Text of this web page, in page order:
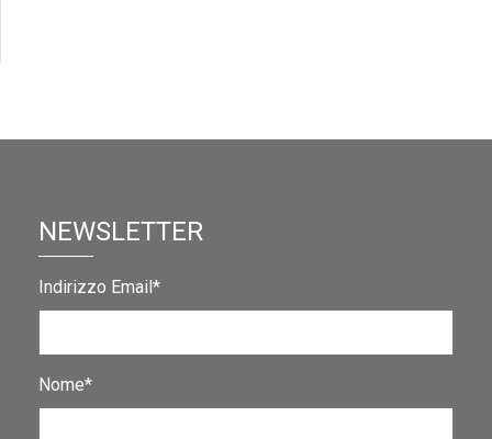
NEWSLETTER
Indirizzo Email*
Nome*